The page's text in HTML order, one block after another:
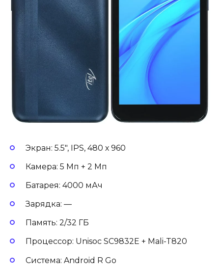
Экран: 5.5″, IPS, 480 х 960
Камера: 5 Мп + 2 Мп
Батарея: 4000 мАч
Зарядка: —
Память: 2/32 ГБ
Процессор: Unisoc SC9832E + Mali-T820
Система: Android R Go